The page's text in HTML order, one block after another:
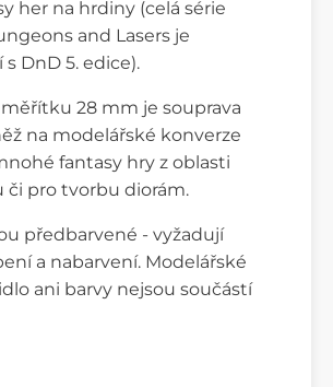
her na hrdiny (celá série
and Lasers je
DnD 5. edice).
28 mm je souprava
na modelářské konverze
fantasy hry z oblasti
či pro tvorbu diorám.
předbarvené - vyžadují
a nabarvení. Modelářské
ani barvy nejsou součástí